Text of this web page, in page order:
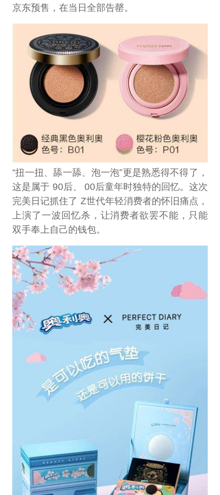
京东预售，在当日全部告罄。
“扭一扭、舔一舔、泡一泡”更是熟悉得不得了，
这是属于 90后、 00后童年时独特的回忆。这次
完美日记抓住了 Z世代年轻消费者的怀旧痛点，
上演了一波回忆杀，让消费者欲罢不能，只能
双手奉上自己的钱包。